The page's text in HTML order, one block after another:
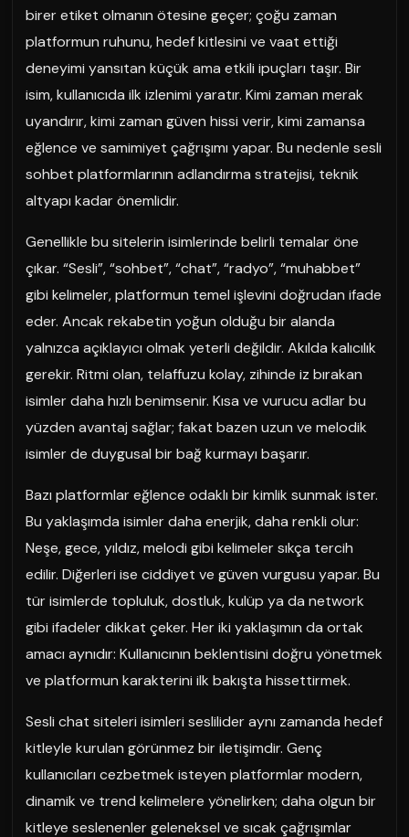
birer etiket olmanın ötesine geçer; çoğu zaman
platformun ruhunu, hedef kitlesini ve vaat ettiği
deneyimi yansıtan küçük ama etkili ipuçları taşır. Bir
isim, kullanıcıda ilk izlenimi yaratır. Kimi zaman merak
uyandırır, kimi zaman güven hissi verir, kimi zamansa
eğlence ve samimiyet çağrışımı yapar. Bu nedenle sesli
sohbet platformlarının adlandırma stratejisi, teknik
altyapı kadar önemlidir.
Genellikle bu sitelerin isimlerinde belirli temalar öne
çıkar. “Sesli”, “sohbet”, “chat”, “radyo”, “muhabbet”
gibi kelimeler, platformun temel işlevini doğrudan ifade
eder. Ancak rekabetin yoğun olduğu bir alanda
yalnızca açıklayıcı olmak yeterli değildir. Akılda kalıcılık
gerekir. Ritmi olan, telaffuzu kolay, zihinde iz bırakan
isimler daha hızlı benimsenir. Kısa ve vurucu adlar bu
yüzden avantaj sağlar; fakat bazen uzun ve melodik
isimler de duygusal bir bağ kurmayı başarır.
Bazı platformlar eğlence odaklı bir kimlik sunmak ister.
Bu yaklaşımda isimler daha enerjik, daha renkli olur:
Neşe, gece, yıldız, melodi gibi kelimeler sıkça tercih
edilir. Diğerleri ise ciddiyet ve güven vurgusu yapar. Bu
tür isimlerde topluluk, dostluk, kulüp ya da network
gibi ifadeler dikkat çeker. Her iki yaklaşımın da ortak
amacı aynıdır: Kullanıcının beklentisini doğru yönetmek
ve platformun karakterini ilk bakışta hissettirmek.
Sesli chat siteleri isimleri seslilider aynı zamanda hedef
kitleyle kurulan görünmez bir iletişimdir. Genç
kullanıcıları cezbetmek isteyen platformlar modern,
dinamik ve trend kelimelere yönelirken; daha olgun bir
kitleye seslenenler geleneksel ve sıcak çağrışımlar